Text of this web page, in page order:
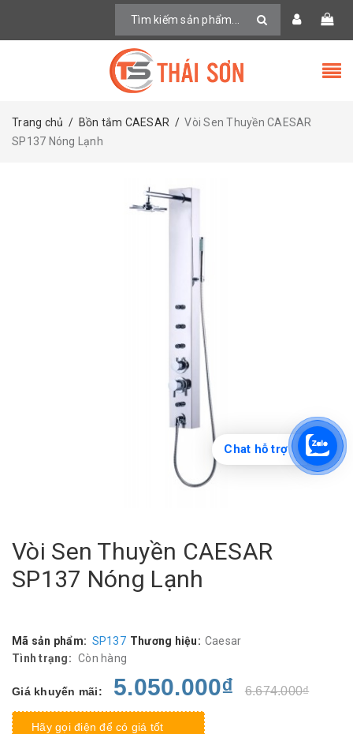
Trang chủ / Bồn tắm CAESAR / Vòi Sen Thuyền CAESAR
SP137 Nóng Lạnh
Vòi Sen Thuyền CAESAR
SP137 Nóng Lạnh
Mã sản phẩm: SP137 Thương hiệu: Caesar
Tình trạng: Còn hàng
Giá khuyến mãi: 5.050.000₫ 6.674.000₫
Hãy gọi điện để có giá tốt
Chat hỗ trợ